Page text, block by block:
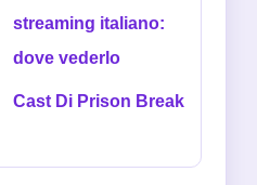
streaming italiano:
dove vederlo
Cast Di Prison Break